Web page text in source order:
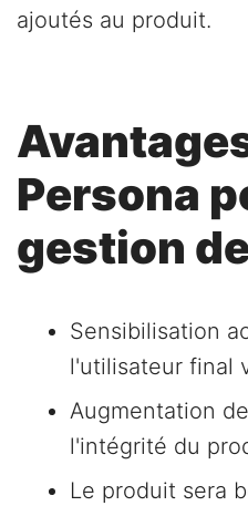
ajoutés au produit.
Persona
gestion
Sensibilisation
l'utilisateur final
Augmentation
l'intégrité du
Le produit sera